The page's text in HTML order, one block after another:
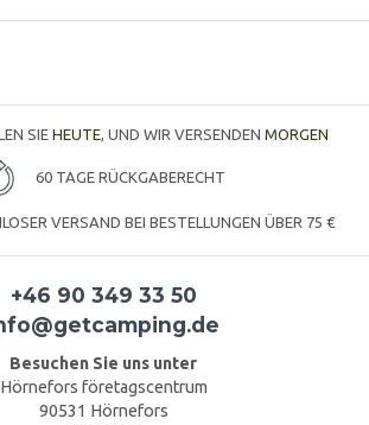
SIE HEUTE, UND WIR VERSENDEN MORGEN
60 TAGE RÜCKGABERECHT
VERSAND BEI BESTELLUNGEN ÜBER 75 €
+46 90 349 33 50
Besuchen Sie uns unter
Hörnefors företagscentrum
90531 Hörnefors